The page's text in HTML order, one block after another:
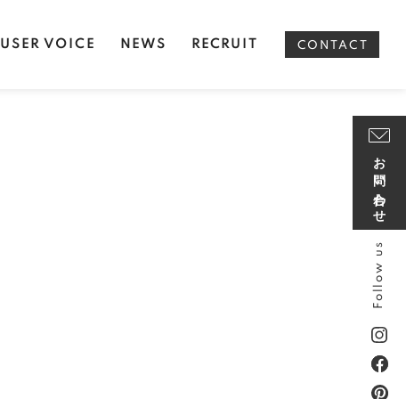
USER VOICE NEWS RECRUIT CONTACT
お問い合わせ
Follow us